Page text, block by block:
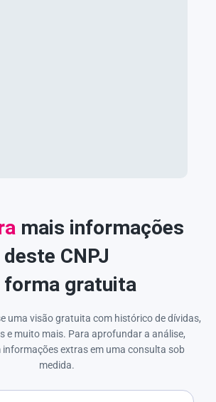
mais informações
deste CNPJ
forma gratuita
uma visão gratuita com histórico de dívidas,
e muito mais. Para aprofundar a análise,
informações extras em uma consulta sob
medida.